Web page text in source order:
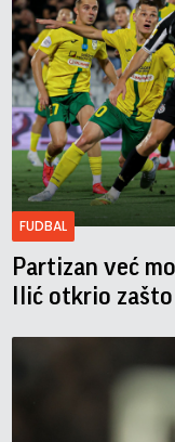
FUDBAL
Partizan već
Ilić otkrio